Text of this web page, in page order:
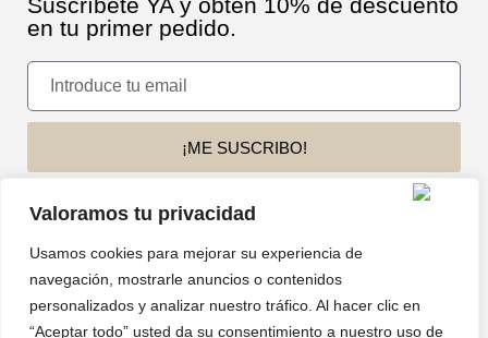
Valoramos tu privacidad
Usamos cookies para mejorar su experiencia de
navegación, mostrarle anuncios o contenidos
personalizados y analizar nuestro tráfico. Al hacer clic en
“Aceptar todo” usted da su consentimiento a nuestro uso de
Suscríbete YA y obtén 10% de descuento
en tu primer pedido.
Acepto recibir las novedades y ofertas por email.
¡ME SUSCRIBO!
SÍGUENOS EN NUESTRAS REDES SOCIALES